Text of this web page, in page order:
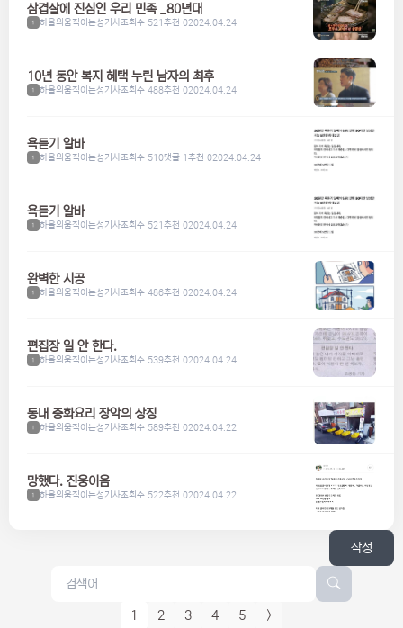
삼겹살에 진심인 우리 민족 _80년대
1 하울의움직이는성기사조회수 521추천 02024.04.24
10년 동안 복지 혜택 누린 남자의 최후
1 하울의움직이는성기사조회수 488추천 02024.04.24
욕듣기 알바
1 하울의움직이는성기사조회수 510댓글 1추천 02024.04.24
욕듣기 알바
1 하울의움직이는성기사조회수 521추천 02024.04.24
완벽한 시공
1 하울의움직이는성기사조회수 486추천 02024.04.24
편집장 일 안 한다.
1 하울의움직이는성기사조회수 539추천 02024.04.24
동내 중화요리 장악의 상징
1 하울의움직이는성기사조회수 589추천 02024.04.22
망했다. 진웅이옴
1 하울의움직이는성기사조회수 522추천 02024.04.22
작성
1 2 3 4 5 >